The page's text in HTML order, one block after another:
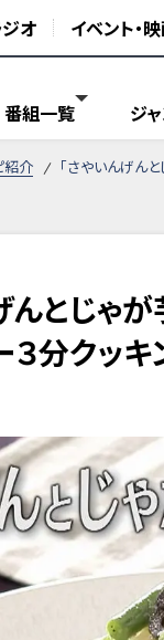
オ イベント・
番組一覧 ジ
紹介 「さやいんげん
んとじゃ
３分クッキ